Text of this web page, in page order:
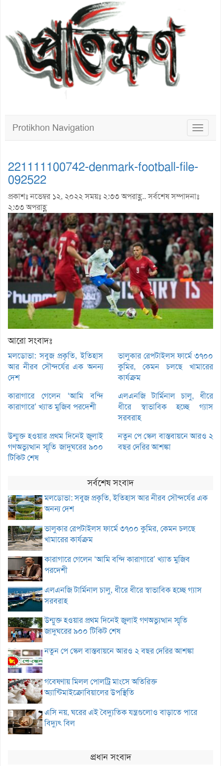
Toggle
Protikhon Navigation
221111100742-denmark-football-file-
092522
প্রকাশঃ নভেম্বর ১২, ২০২২ সময়ঃ ২:৩৩ অপরাহ্ণ.. সর্বশেষ সম্পাদনাঃ
২:৩৩ অপরাহ্ণ
আরো সংবাদঃ
মলডোভা: সবুজ প্রকৃতি, ইতিহাস
আর নীরব সৌন্দর্যের এক অনন্য
দেশ
ভালুকার রেপটাইলস ফার্মে ৩৭০০
কুমির, কেমন চলছে খামারের
কার্যক্রম
কারাগারে গেলেন ‘আমি বন্দি
কারাগারে’ খ্যাত মুজিব পরদেশী
এলএনজি টার্মিনাল চালু, ধীরে
ধীরে স্বাভাবিক হচ্ছে গ্যাস
সরবরাহ
উন্মুক্ত হওয়ার প্রথম দিনেই জুলাই
গণঅভ্যুত্থান স্মৃতি জাদুঘরের ৯০০
টিকিট শেষ
নতুন পে স্কেল বাস্তবায়নে আরও ২
বছর দেরির আশঙ্কা
সর্বশেষ সংবাদ
মলডোভা: সবুজ প্রকৃতি, ইতিহাস আর নীরব সৌন্দর্যের এক
অনন্য দেশ
ভালুকার রেপটাইলস ফার্মে ৩৭০০ কুমির, কেমন চলছে
খামারের কার্যক্রম
কারাগারে গেলেন ‘আমি বন্দি কারাগারে’ খ্যাত মুজিব
পরদেশী
এলএনজি টার্মিনাল চালু, ধীরে ধীরে স্বাভাবিক হচ্ছে গ্যাস
সরবরাহ
উন্মুক্ত হওয়ার প্রথম দিনেই জুলাই গণঅভ্যুত্থান স্মৃতি
জাদুঘরের ৯০০ টিকিট শেষ
নতুন পে স্কেল বাস্তবায়নে আরও ২ বছর দেরির আশঙ্কা
গবেষণায় মিলল পোলট্রি মাংসে অতিরিক্ত
অ্যান্টিমাইক্রোবিয়ালের উপস্থিতি
এসি নয়, ঘরের এই বৈদ্যুতিক যন্ত্রগুলোও বাড়াতে পারে
বিদ্যুৎ বিল
প্রধান সংবাদ